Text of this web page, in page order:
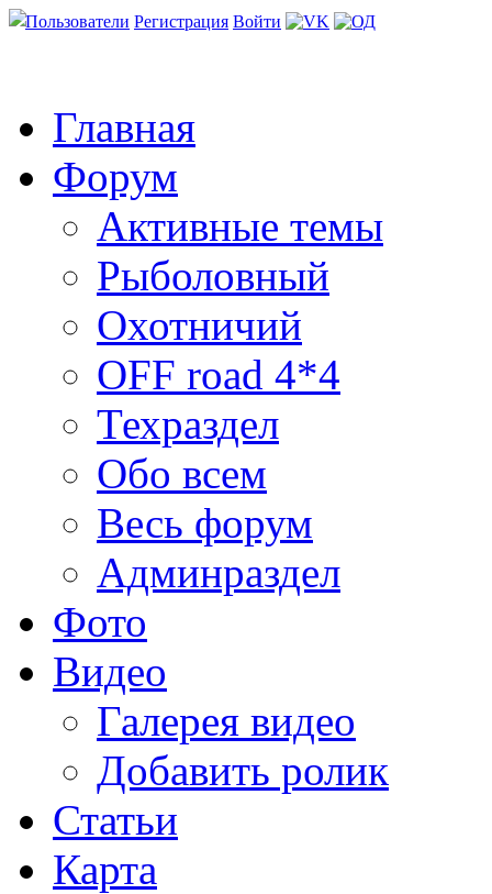
Пользователи Регистрация Войти
Главная
Форум
Активные темы
Рыболовный
Охотничий
OFF road 4*4
Техраздел
Обо всем
Весь форум
Админраздел
Фото
Видео
Галерея видео
Добавить ролик
Статьи
Карта